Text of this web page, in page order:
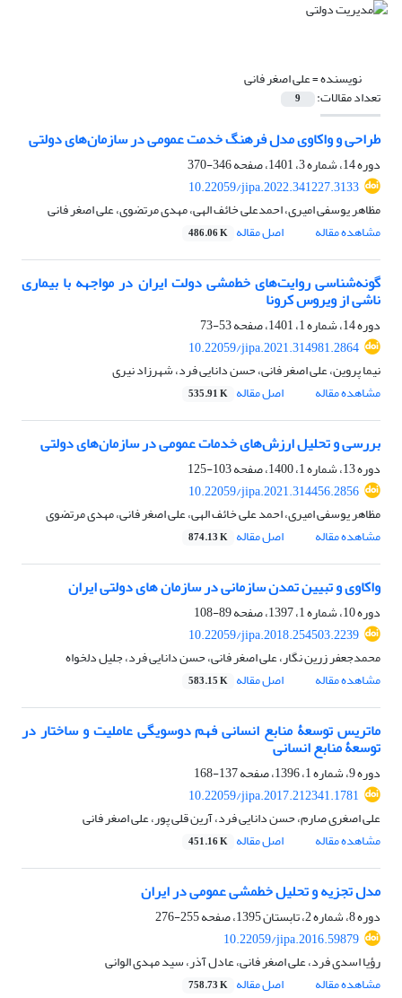
نویسنده =علی اصغر فانی
تعداد مقالات: 9
طراحی و واکاوی مدل فرهنگ خدمت عمومی در سازمان‌های دولتی
دوره 14، شماره 3، 1401، صفحه
346-370
10.22059/jipa.2022.341227.3133
مظاهر یوسفی امیری، احمدعلی خائف الهی، مهدی مرتضوی، علی اصغر فانی
مشاهده مقاله
اصل مقاله 486.06 K
گونه‌شناسی روایت‌های خط‌مشی دولت ایران در مواجهه با بیماری
ناشی از ویروس کرونا
دوره 14، شماره 1، 1401، صفحه
53-73
10.22059/jipa.2021.314981.2864
نیما پروین، علی اصغر فانی، حسن دانایی فرد، شهرزاد نیری
مشاهده مقاله
اصل مقاله 535.91 K
بررسی و تحلیل ارزش‌های خدمات عمومی در سازمان‌های دولتی
دوره 13، شماره 1، 1400، صفحه
103-125
10.22059/jipa.2021.314456.2856
مظاهر یوسفی امیری، احمد علی خائف الهی، علی اصغر فانی، مهدی مرتضوی
مشاهده مقاله
اصل مقاله 874.13 K
واکاوی و تبیین تمدن سازمانی در سازمان های دولتی ایران
دوره 10، شماره 1، 1397، صفحه
89-108
10.22059/jipa.2018.254503.2239
محمدجعفر زرین نگار، علی اصغر فانی، حسن دانایی فرد، جلیل دلخواه
مشاهده مقاله
اصل مقاله 583.15 K
ماتریس توسعۀ منابع انسانی فهم دوسویگی عاملیت و ساختار در
توسعۀ منابع انسانی
دوره 9، شماره 1، 1396، صفحه
137-168
10.22059/jipa.2017.212341.1781
علی اصغری صارم، حسن دانایی فرد، آرین قلی پور، علی اصغر فانی
مشاهده مقاله
اصل مقاله 451.16 K
مدل تجزیه و تحلیل خط‎مشی عمومی در ایران
دوره 8، شماره 2، تابستان 1395، صفحه
255-276
10.22059/jipa.2016.59879
رؤیا اسدی فرد، علی اصغر فانی، عادل آذر، سید مهدی الوانی
مشاهده مقاله
اصل مقاله 758.73 K